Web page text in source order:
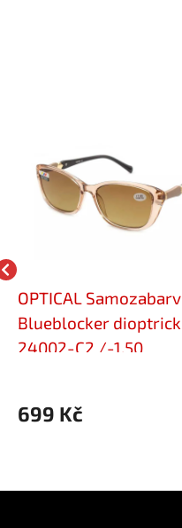
OPTICAL
Blueblocker
24002-C2 /-1,50
699 Kč